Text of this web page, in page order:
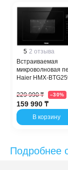
5 2 отзыва
Встраиваемая
микроволновая
Haier HMX-
159 990 ₸
229 990 ₸ –30%
В корзину
Подробнее